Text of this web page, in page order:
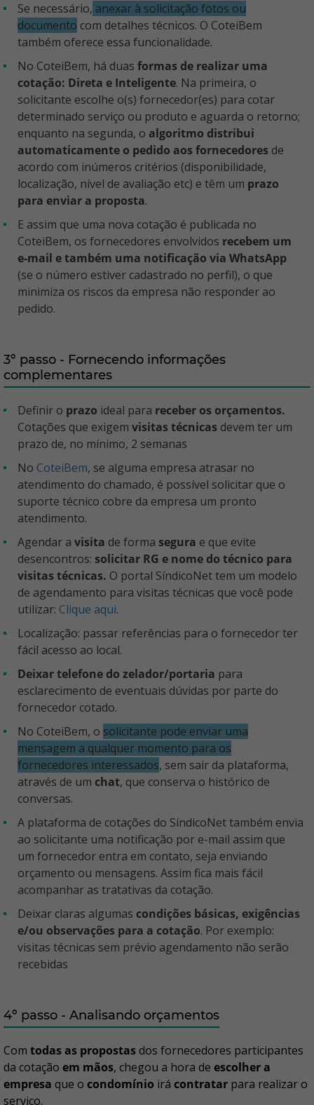
Se necessário, anexar à solicitação fotos ou
documento com detalhes técnicos. O CoteiBem
também oferece essa funcionalidade.
No CoteiBem, há duas formas de realizar uma
cotação: Direta e Inteligente. Na primeira, o
solicitante escolhe o(s) fornecedor(es) para cotar
determinado serviço ou produto e aguarda o retorno;
enquanto na segunda, o algoritmo distribui
automaticamente o pedido aos fornecedores de
acordo com inúmeros critérios (disponibilidade,
localização, nível de avaliação etc) e têm um prazo
para enviar a proposta.
E assim que uma nova cotação é publicada no
CoteiBem, os fornecedores envolvidos recebem um
e-mail e também uma notificação via WhatsApp
(se o número estiver cadastrado no perfil), o que
minimiza os riscos da empresa não responder ao
pedido.
3º passo - Fornecendo informações
complementares
Definir o prazo ideal para receber os orçamentos.
Cotações que exigem visitas técnicas devem ter um
prazo de, no mínimo, 2 semanas
No CoteiBem, se alguma empresa atrasar no
atendimento do chamado, é possível solicitar que o
suporte técnico cobre da empresa um pronto
atendimento.
Agendar a visita de forma segura e que evite
desencontros: solicitar RG e nome do técnico para
visitas técnicas. O portal SíndicoNet tem um modelo
de agendamento para visitas técnicas que você pode
utilizar: Clique aqui.
Localização: passar referências para o fornecedor ter
fácil acesso ao local.
Deixar telefone do zelador/portaria para
esclarecimento de eventuais dúvidas por parte do
fornecedor cotado.
No CoteiBem, o solicitante pode enviar uma
mensagem a qualquer momento para os
fornecedores interessados, sem sair da plataforma,
através de um chat, que conserva o histórico de
conversas.
A plataforma de cotações do SíndicoNet também envia
ao solicitante uma notificação por e-mail assim que
um fornecedor entra em contato, seja enviando
orçamento ou mensagens. Assim fica mais fácil
acompanhar as tratativas da cotação.
Deixar claras algumas condições básicas, exigências
e/ou observações para a cotação. Por exemplo:
visitas técnicas sem prévio agendamento não serão
recebidas
4º passo - Analisando orçamentos
Com todas as propostasdos fornecedores participantes
da cotação em mãos, chegou a hora de escolher a
empresa que o condomínio irá contratar para realizar o
serviço.